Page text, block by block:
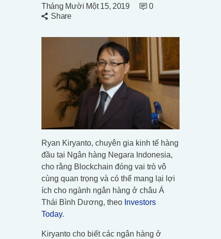
Tháng Mười Một 15, 2019
0
Share
Ryan Kiryanto, chuyên gia kinh tế hàng
đầu tại Ngân hàng Negara Indonesia,
cho rằng Blockchain đóng vai trò vô
cùng quan trọng và có thể mang lại lợi
ích cho ngành ngân hàng ở châu Á
Thái Bình Dương, theo Investors
Today.
Kiryanto cho biết các ngân hàng ở